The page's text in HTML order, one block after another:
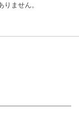
ません。